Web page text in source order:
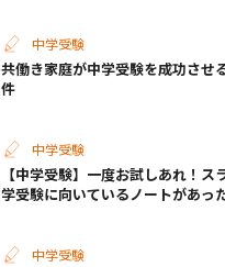
中学受験
共働き家庭が中学受験を成功させ
件
中学受験
【中学受験】一度お試しあれ！ス
学受験に向いているノートがあっ
中学受験